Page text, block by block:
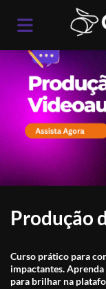
Produção
Curso prático para
impactantes.
para brilhar na